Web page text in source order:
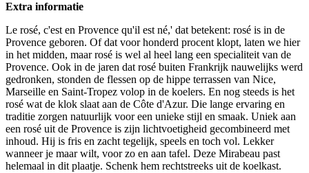
Extra informatie
Le rosé, c'est en Provence qu'il est né,' dat betekent: rosé is in de
Provence geboren. Of dat voor honderd procent klopt, laten we hier
in het midden, maar rosé is wel al heel lang een specialiteit van de
Provence. Ook in de jaren dat rosé buiten Frankrijk nauwelijks werd
gedronken, stonden de flessen op de hippe terrassen van Nice,
Marseille en Saint-Tropez volop in de koelers. En nog steeds is het
rosé wat de klok slaat aan de Côte d'Azur. Die lange ervaring en
traditie zorgen natuurlijk voor een unieke stijl en smaak. Uniek aan
een rosé uit de Provence is zijn lichtvoetigheid gecombineerd met
inhoud. Hij is fris en zacht tegelijk, speels en toch vol. Lekker
wanneer je maar wilt, voor zo en aan tafel. Deze Mirabeau past
helemaal in dit plaatje. Schenk hem rechtstreeks uit de koelkast.